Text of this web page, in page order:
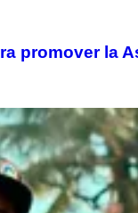
promover la